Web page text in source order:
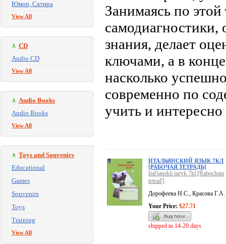
Юмор, Сатира
View All
CD
Audio CD
View All
Audio Books
Audio Books
View All
Toys and Souvenirs
Educational
Games
Souvenirs
Toys
Training
View All
Занимаясь по
самодиагностики,
знания, делает
ключами, а в
насколько
современно по
учить и интересно
ИТАЛЬЯНСКИЙ ЯЗЫК 7КЛ
[РАБОЧАЯ ТЕТРАДЬ]
Ital'ianskii iazyk 7kl [Rabochaia
tetrad']
Дорофеева Н.С., Красова Г.А.
Your Price: $27.71
shipped in 14-20 days